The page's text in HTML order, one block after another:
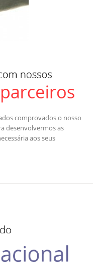
comprovados o nosso
desenvolvermos as
aos seus